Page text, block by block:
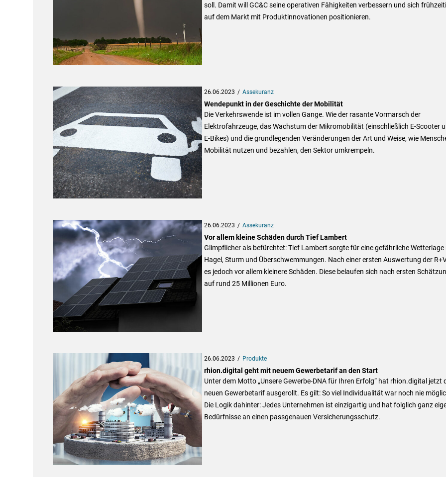
soll. Damit will GC&C seine operativen Fähigkeiten verbessern und sich
auf dem Markt mit Produktinnovationen positionieren.
26.06.2023 Assekuranz
Wendepunkt in der Geschichte der Mobilität
Die Verkehrswende ist im vollen Gange. Wie der rasante Vormarsch der
Elektrofahrzeuge, das Wachstum der Mikromobilität (einschließlich E-Scooter
E-Bikes) und die grundlegenden Veränderungen der Art und Weise, wie
Mobilität nutzen und bezahlen, den Sektor umkrempeln.
26.06.2023 Assekuranz
Vor allem kleine Schäden durch Tief Lambert
Glimpflicher als befürchtet: Tief Lambert sorgte für eine gefährliche Wetterlage
Hagel, Sturm und Überschwemmungen. Nach einer ersten Auswertung der
es jedoch vor allem kleinere Schäden. Diese belaufen sich nach ersten
auf rund 25 Millionen Euro.
26.06.2023 Produkte
rhion.digital geht mit neuem Gewerbetarif an den Start
Unter dem Motto „Unsere Gewerbe-DNA für Ihren Erfolg“ hat rhion.digital jetzt
neuen Gewerbetarif ausgerollt. Es gilt: So viel Individualität war noch nie
Die Logik dahinter: Jedes Unternehmen ist einzigartig und hat folglich ganz
Bedürfnisse an einen passgenauen Versicherungsschutz.